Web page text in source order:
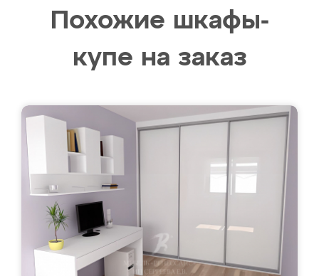
Похожие шкафы-
купе на заказ